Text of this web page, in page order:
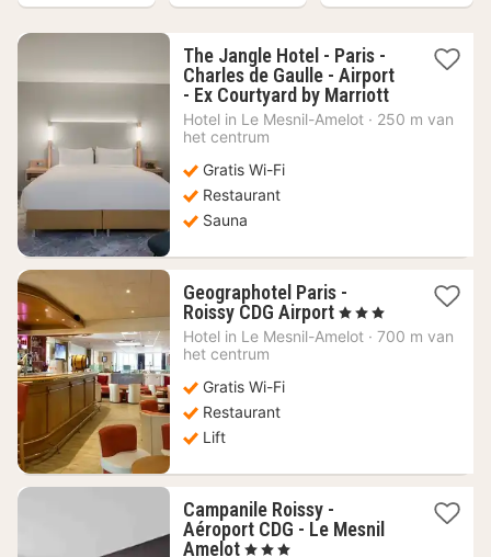
The Jangle Hotel - Paris -
Charles de Gaulle - Airport
- Ex Courtyard by Marriott1
nacht
Hotel in Le Mesnil-Amelot · 250 m van
het centrum
Gratis Wi-Fi
Restaurant
Sauna
Geographotel Paris -
Roissy CDG Airport 1
nacht
, 3 Sterren
Hotel in Le Mesnil-Amelot · 700 m van
het centrum
Gratis Wi-Fi
Restaurant
Lift
Campanile Roissy -
Aéroport CDG - Le Mesnil
Amelot 1
, 3 Sterren